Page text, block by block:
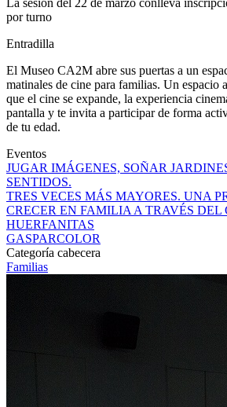
FAMILIAS
La sesión del 22 de marzo conlleva
El Museo CA2M abre sus puertas a un
matinales de cine para familias. Un espacio
que el cine se expande, la experiencia
pantalla y te invita a participar de forma
Eventos
JUGAR IMÁGENES, SOÑAR
SENTIDOS.
TRES VECES MÁS MAYORES. UNA
CRECER EN FAMILIA A TRAVÉS DEL
HUERFANITAS
GASPARCOLOR
Categoría cabecera
Familias